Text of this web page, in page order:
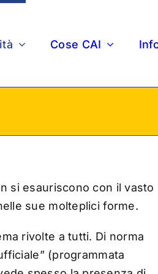
Cose CAI
si esauriscono con il vasto
sue molteplici forme.
rivolte a tutti. Di norma
(programmata